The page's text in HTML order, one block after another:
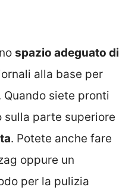
spazio adeguato di
alla base per
siete pronti
sulla parte superiore
. Potete anche fare
oppure un
per la pulizia